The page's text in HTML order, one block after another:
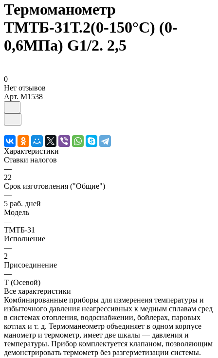
Термоманометр
ТМТБ-31Т.2(0-150°С) (0-
0,6МПа) G1/2. 2,5
0
Нет отзывов
Арт. M1538
Характеристики
Ставки налогов
—
22
Срок изготовления ("Общие")
—
5 раб. дней
Модель
—
ТМТБ-31
Исполнение
—
2
Присоединение
—
Т (Осевой)
Все характеристики
Комбинированные приборы для измеренеия температуры и
избыточного давления неагрессивных к медным сплавам сред
в системах отопления, водоснабжении, бойлерах, паровых
котлах и т. д. Термоманеометр объединяет в одном корпусе
манометр и термометр, имеет две шкалы — давления и
температуры. Прибор комплектуется клапаном, позволяющим
демонстрировать термометр без разгерметизации системы.